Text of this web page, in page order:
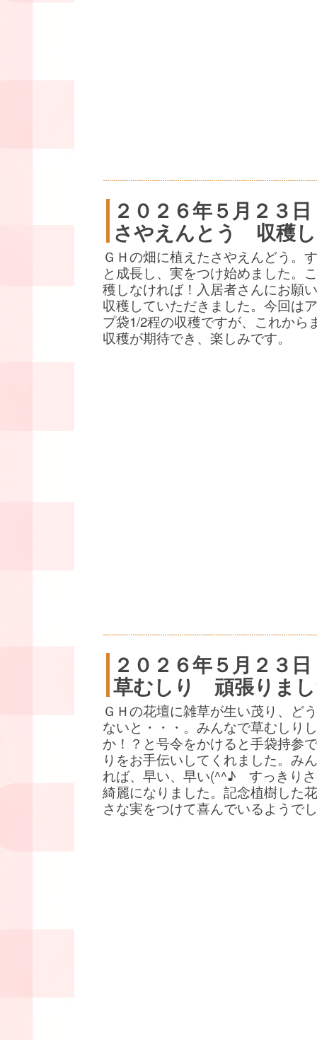
２０２６年５月２３日
さやえんとう 収穫
ＧＨの畑に植えたさやえんどう。
と成長し、実をつけ始めました。
穫しなければ！入居者さんにお願
収穫していただきました。今回は
プ袋1/2程の収穫ですが、これから
収穫が期待でき、楽しみです。
２０２６年５月２３日
草むしり 頑張りま
ＧＨの花壇に雑草が生い茂り、ど
ないと・・・。みんなで草むしり
か！？と号令をかけると手袋持参
りをお手伝いしてくれました。み
れば、早い、早い(^^♪ すっきり
綺麗になりました。記念植樹した
さな実をつけて喜んでいるようで